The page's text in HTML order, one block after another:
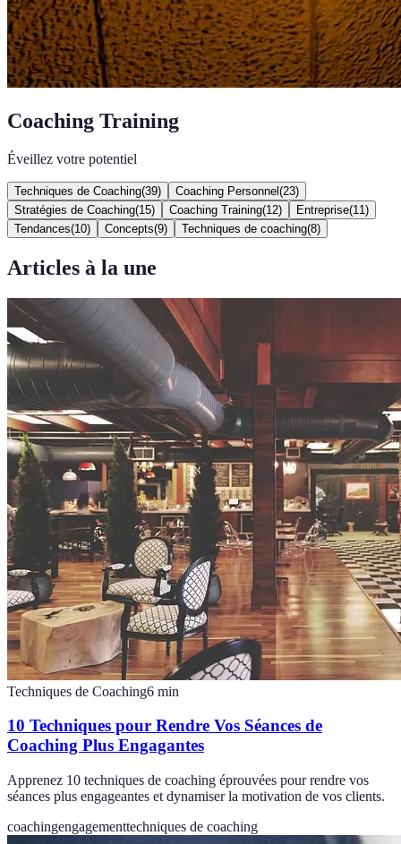
Coaching Training
Éveillez votre potentiel
Techniques de Coaching(39) Coaching Personnel (23)
Stratégies de Coaching(15) Coaching Training(12) Entreprise(11 )
Tendances(10) Concepts(9) Techniques de coaching(8)
Articles à la une
Techniques de Coaching6 min
10 Techniques pour Rendre Vos Séances de
Coaching Plus Engagantes
Apprenez 10 techniques de coaching éprouvées pour rendre vos
séances plus engageantes et dynamiser la motivation de vos clients.
coachingengagementtechniques de coaching